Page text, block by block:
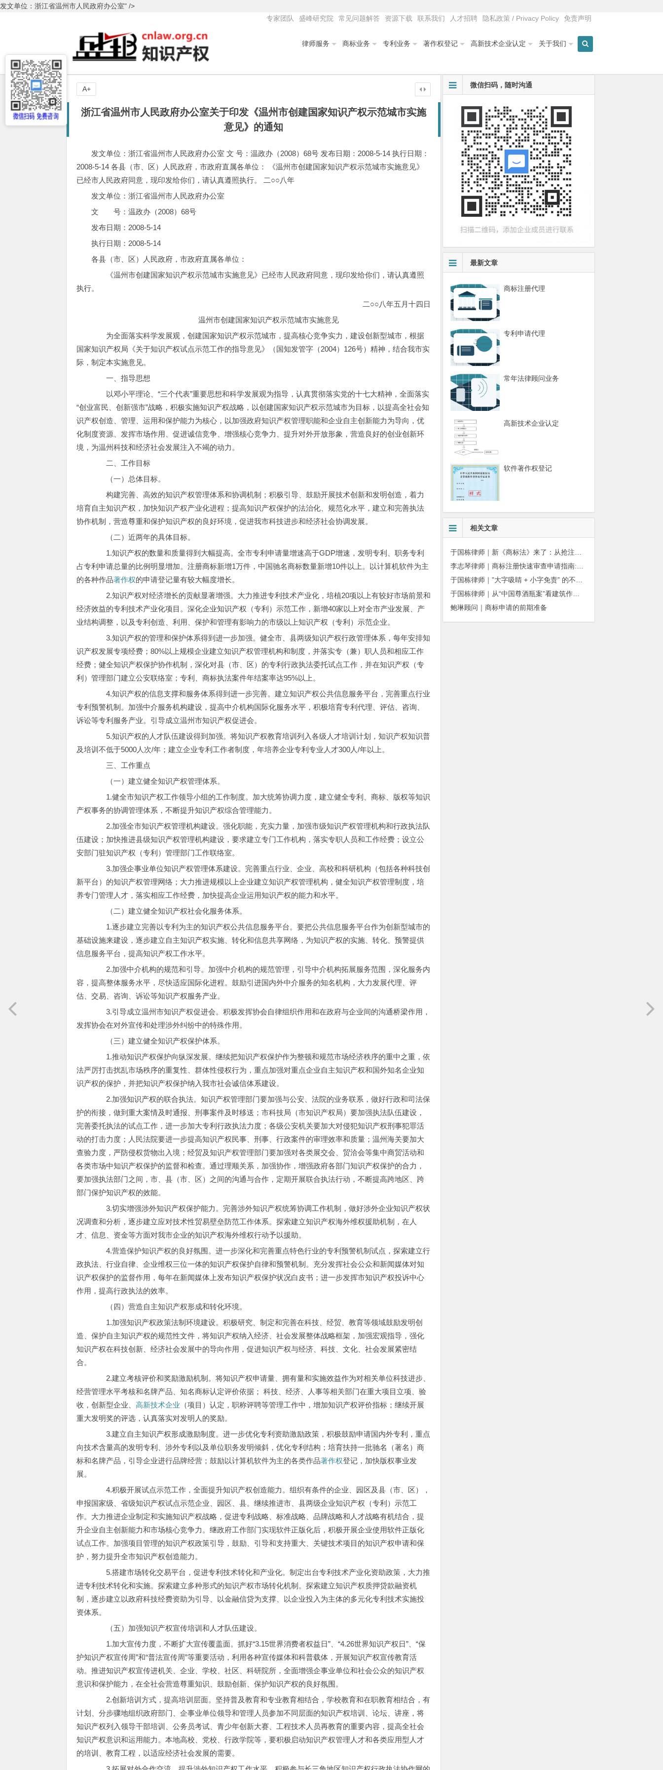
发文单位：浙江省温州市人民政府办公室" />
专家团队
盛峰研究院 常见问题解答 资源下载 联系我们 人才招聘 隐私政策 / Privacy Policy 免责声明
律师服务 商标业务 专利业务 著作权登记 高新技术企业认定 关于我们
浙江省温州市人民政府办公室关于印发《温州市创建国家知识产权示范城市实施
意见》的通知
发文单位：浙江省温州市人民政府办公室 文 号：温政办（2008）68号 发布日期：2008-5-14 执行日期：
2008-5-14 各县（市、区）人民政府，市政府直属各单位： 《温州市创建国家知识产权示范城市实施意见》
已经市人民政府同意，现印发给你们，请认真遵照执行。 二○○八年
发文单位：浙江省温州市人民政府办公室
文 号：温政办（2008）68号
发布日期：2008-5-14
执行日期：2008-5-14
各县（市、区）人民政府，市政府直属各单位：
《温州市创建国家知识产权示范城市实施意见》已经市人民政府同意，现印发给你们，请认真遵照
执行。
二○○八年五月十四日
温州市创建国家知识产权示范城市实施意见
为全面落实科学发展观，创建国家知识产权示范城市，提高核心竞争实力，建设创新型城市，根据
国家知识产权局《关于知识产权试点示范工作的指导意见》（国知发管字（2004）126号）精神，结合我市实
际，制定本实施意见。
一、指导思想
以邓小平理论、“三个代表”重要思想和科学发展观为指导，认真贯彻落实党的十七大精神，全面落实
“创业富民、创新强市”战略，积极实施知识产权战略，以创建国家知识产权示范城市为目标，以提高全社会知
识产权创造、管理、运用和保护能力为核心，以加强政府知识产权管理职能和企业自主创新能力为导向，优
化制度资源、发挥市场作用、促进诚信竞争、增强核心竞争力、提升对外开放形象，营造良好的创业创新环
境，为温州科技和经济社会发展注入不竭的动力。
二、工作目标
（一）总体目标。
构建完善、高效的知识产权管理体系和协调机制；积极引导、鼓励开展技术创新和发明创造，着力
培育自主知识产权，加快知识产权产业化进程；提高知识产权保护的法治化、规范化水平，建立和完善执法
协作机制，营造尊重和保护知识产权的良好环境，促进我市科技进步和经济社会协调发展。
（二）近两年的具体目标。
1.知识产权的数量和质量得到大幅提高。全市专利申请量增速高于GDP增速，发明专利、职务专利
占专利申请总量的比例明显增加。注册商标新增1万件，中国驰名商标数量新增10件以上。以计算机软件为主
的各种作品著作权的申请登记量有较大幅度增长。
2.知识产权对经济增长的贡献显著增强。大力推进专利技术产业化，培植20项以上有较好市场前景和
经济效益的专利技术产业化项目。深化企业知识产权（专利）示范工作，新增40家以上对全市产业发展、产
业结构调整，以及专利创造、利用、保护和管理有影响力的市级以上知识产权（专利）示范企业。
3.知识产权的管理和保护体系得到进一步加强。健全市、县两级知识产权行政管理体系，每年安排知
识产权发展专项经费；80%以上规模企业建立知识产权管理机构和制度，并落实专（兼）职人员和相应工作
经费；健全知识产权保护协作机制，深化对县（市、区）的专利行政执法委托试点工作，并在知识产权（专
利）管理部门建立公安联络室；专利、商标执法案件年结案率达95%以上。
4.知识产权的信息支撑和服务体系得到进一步完善。建立知识产权公共信息服务平台，完善重点行业
专利预警机制。加强中介服务机构建设，提高中介机构国际化服务水平，积极培育专利代理、评估、咨询、
诉讼等专利服务产业。引导成立温州市知识产权促进会。
5.知识产权的人才队伍建设得到加强。将知识产权教育培训列入各级人才培训计划，知识产权知识普
及培训不低于5000人次/年；建立企业专利工作者制度，年培养企业专利专业人才300人/年以上。
三、工作重点
（一）建立健全知识产权管理体系。
1.健全市知识产权工作领导小组的工作制度。加大统筹协调力度，建立健全专利、商标、版权等知识
产权事务的协调管理体系，不断提升知识产权综合管理能力。
2.加强全市知识产权管理机构建设。强化职能，充实力量，加强市级知识产权管理机构和行政执法队
伍建设；加快推进县级知识产权管理机构建设，要求建立专门工作机构，落实专职人员和工作经费；设立公
安部门驻知识产权（专利）管理部门工作联络室。
3.加强企事业单位知识产权管理体系建设。完善重点行业、企业、高校和科研机构（包括各种科技创
新平台）的知识产权管理网络；大力推进规模以上企业建立知识产权管理机构，健全知识产权管理制度，培
养专门管理人才，落实相应工作经费，加快提高企业运用知识产权的能力和水平。
（二）建立健全知识产权社会化服务体系。
1.逐步建立完善以专利为主的知识产权公共信息服务平台。要把公共信息服务平台作为创新型城市的
基础设施来建设，逐步建立自主知识产权实施、转化和信息共享网络，为知识产权的实施、转化、预警提供
信息服务平台，提高知识产权工作水平。
2.加强中介机构的规范和引导。加强中介机构的规范管理，引导中介机构拓展服务范围，深化服务内
容，提高整体服务水平，尽快适应国际化进程。鼓励引进国内外中介服务的知名机构，大力发展代理、评
估、交易、咨询、诉讼等知识产权服务产业。
3.引导成立温州市知识产权促进会。积极发挥协会自律组织作用和在政府与企业间的沟通桥梁作用，
发挥协会在对外宣传和处理涉外纠纷中的特殊作用。
（三）建立健全知识产权保护体系。
1.推动知识产权保护向纵深发展。继续把知识产权保护作为整顿和规范市场经济秩序的重中之重，依
法严厉打击扰乱市场秩序的重复性、群体性侵权行为，重点加强对重点企业自主知识产权和国外知名企业知
识产权的保护，并把知识产权保护纳入我市社会诚信体系建设。
2.加强知识产权的联合执法。知识产权管理部门要加强与公安、法院的业务联系，做好行政和司法保
护的衔接，做到重大案情及时通报、刑事案件及时移送；市科技局（市知识产权局）要加强执法队伍建设，
完善委托执法的试点工作，进一步加大专利行政执法力度；各级公安机关要加大对侵犯知识产权刑事犯罪活
动的打击力度；人民法院要进一步提高知识产权民事、刑事、行政案件的审理效率和质量；温州海关要加大
查验力度，严防侵权货物出入境；经贸及知识产权管理部门要加强对各类展交会、贸洽会等集中商贸活动和
各类市场中知识产权保护的监督和检查。通过理顺关系，加强协作，增强政府各部门知识产权保护的合力，
要加强执法部门之间，市、县（市、区）之间的沟通与合作，定期开展联合执法行动，不断提高跨地区、跨
部门保护知识产权的效能。
3.切实增强涉外知识产权保护能力。完善涉外知识产权统筹协调工作机制，做好涉外企业知识产权状
况调查和分析，逐步建立应对技术性贸易壁垒防范工作体系。探索建立知识产权海外维权援助机制，在人
才、信息、资金等方面对我市企业的知识产权海外维权行动予以援助。
4.营造保护知识产权的良好氛围。进一步深化和完善重点特色行业的专利预警机制试点，探索建立行
政执法、行业自律、企业维权三位一体的知识产权保护自律和预警机制。充分发挥社会公众和新闻媒体对知
识产权保护的监督作用，每年在新闻媒体上发布知识产权保护状况白皮书；进一步发挥市知识产权投诉中心
作用，提高行政执法的效率。
（四）营造自主知识产权形成和转化环境。
1.加强知识产权政策法制环境建设。积极研究、制定和完善在科技、经贸、教育等领域鼓励发明创
造、保护自主知识产权的规范性文件，将知识产权纳入经济、社会发展整体战略框架，加强宏观指导，强化
知识产权在科技创新、经济社会发展中的导向作用，促进知识产权与经济、科技、文化、社会发展紧密结
合。
2.建立考核评价和奖励激励机制。将知识产权申请量、拥有量和实施效益作为对相关单位科技进步、
经营管理水平考核和名牌产品、知名商标认定评价依据； 科技、经济、人事等相关部门在重大项目立项、验
收，创新型企业、高新技术企业 （项目）认定，职称评聘等管理工作中，增加知识产权评价指标；继续开展
重大发明奖的评选，认真落实对发明人的奖励。
3.建立自主知识产权形成激励制度。进一步优化专利资助激励政策，积极鼓励申请国内外专利，重点
向技术含量高的发明专利、涉外专利以及单位职务发明倾斜，优化专利结构；培育扶持一批驰名（著名）商
标和名牌产品，引导企业进行品牌经营；鼓励以计算机软件为主的各类作品著作权登记，加快版权事业发
展。
4.积极开展试点示范工作，全面提升知识产权创造能力。组织有条件的企业、园区及县（市、区），
申报国家级、省级知识产权试点示范企业、园区、县。继续推进市、县两级企业知识产权（专利）示范工
作。大力推进企业制定和实施知识产权战略，促进专利战略、标准战略、品牌战略和人才战略有机结合，提
升企业自主创新能力和市场核心竞争力。继政府工作部门实现软件正版化后，积极开展企业使用软件正版化
试点工作。加强项目管理的知识产权政策引导，鼓励、引导和支持重大、关键技术项目的知识产权申请和保
护，努力提升全市知识产权创造能力。
5.搭建市场转化交易平台，促进专利技术转化和产业化。制定出台专利技术产业化资助政策，大力推
进专利技术转化和实施。探索建立多种形式的知识产权市场转化机制。探索建立知识产权质押贷款融资机
制，逐步建立以政府科技经费资助为引导、以金融信贷为支撑、以企业投入为主体的多元化专利技术实施投
资体系。
（五）加强知识产权宣传培训和人才队伍建设。
1.加大宣传力度，不断扩大宣传覆盖面。抓好“3.15世界消费者权益日”、“4.26世界知识产权日”、“保
护知识产权宣传周”和“普法宣传周”等重要活动，利用各种宣传媒体和科普载体，开展知识产权宣传教育活
动。推进知识产权宣传进机关、企业、学校、社区、科研院所，全面增强企事业单位和社会公众的知识产权
意识和保护能力，在全社会营造尊重知识、鼓励创新、保护知识产权的良好氛围。
2.创新培训方式，提高培训层面。坚持普及教育和专业教育相结合，学校教育和在职教育相结合，有
计划、分步骤地组织政府部门、企事业单位领导和管理人员参加不同层面的知识产权培训、论坛、讲座，将
知识产权列入领导干部培训、公务员考试、青少年创新大赛、工程技术人员再教育的重要内容，提高全社会
知识产权意识和运用能力。本地高校、党校、行政学院等，要积极启动知识产权管理人才和各类应用型人才
的培训、教育工程，以适应经济社会发展的需要。
A+ 微信扫码，随时沟通
最新文章
商标注册代理
专利申请代理
常年法律顾问业务
高新技术企业认定
软件著作权登记
相关文章
于国栋律师｜从“中国尊酒瓶案”看建筑作品著作权保护的司法边界与商用合规
鲍琳顾问｜商标申请的前期准备